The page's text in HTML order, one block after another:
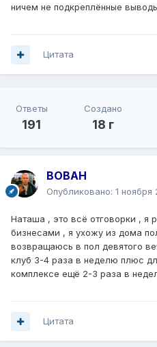
ничем не подкреплённые
Цитата
Ответы
191
Создано
18 г
BOBAH
Опубликовано: 1 ноября
Наташа , это всё отговорки , я
бизнесами , я ухожу из дома
возвращаюсь в пол девятого
клуб 3-4 раза в неделю плюс
комплексе ещё 2-3 раза в
Цитата